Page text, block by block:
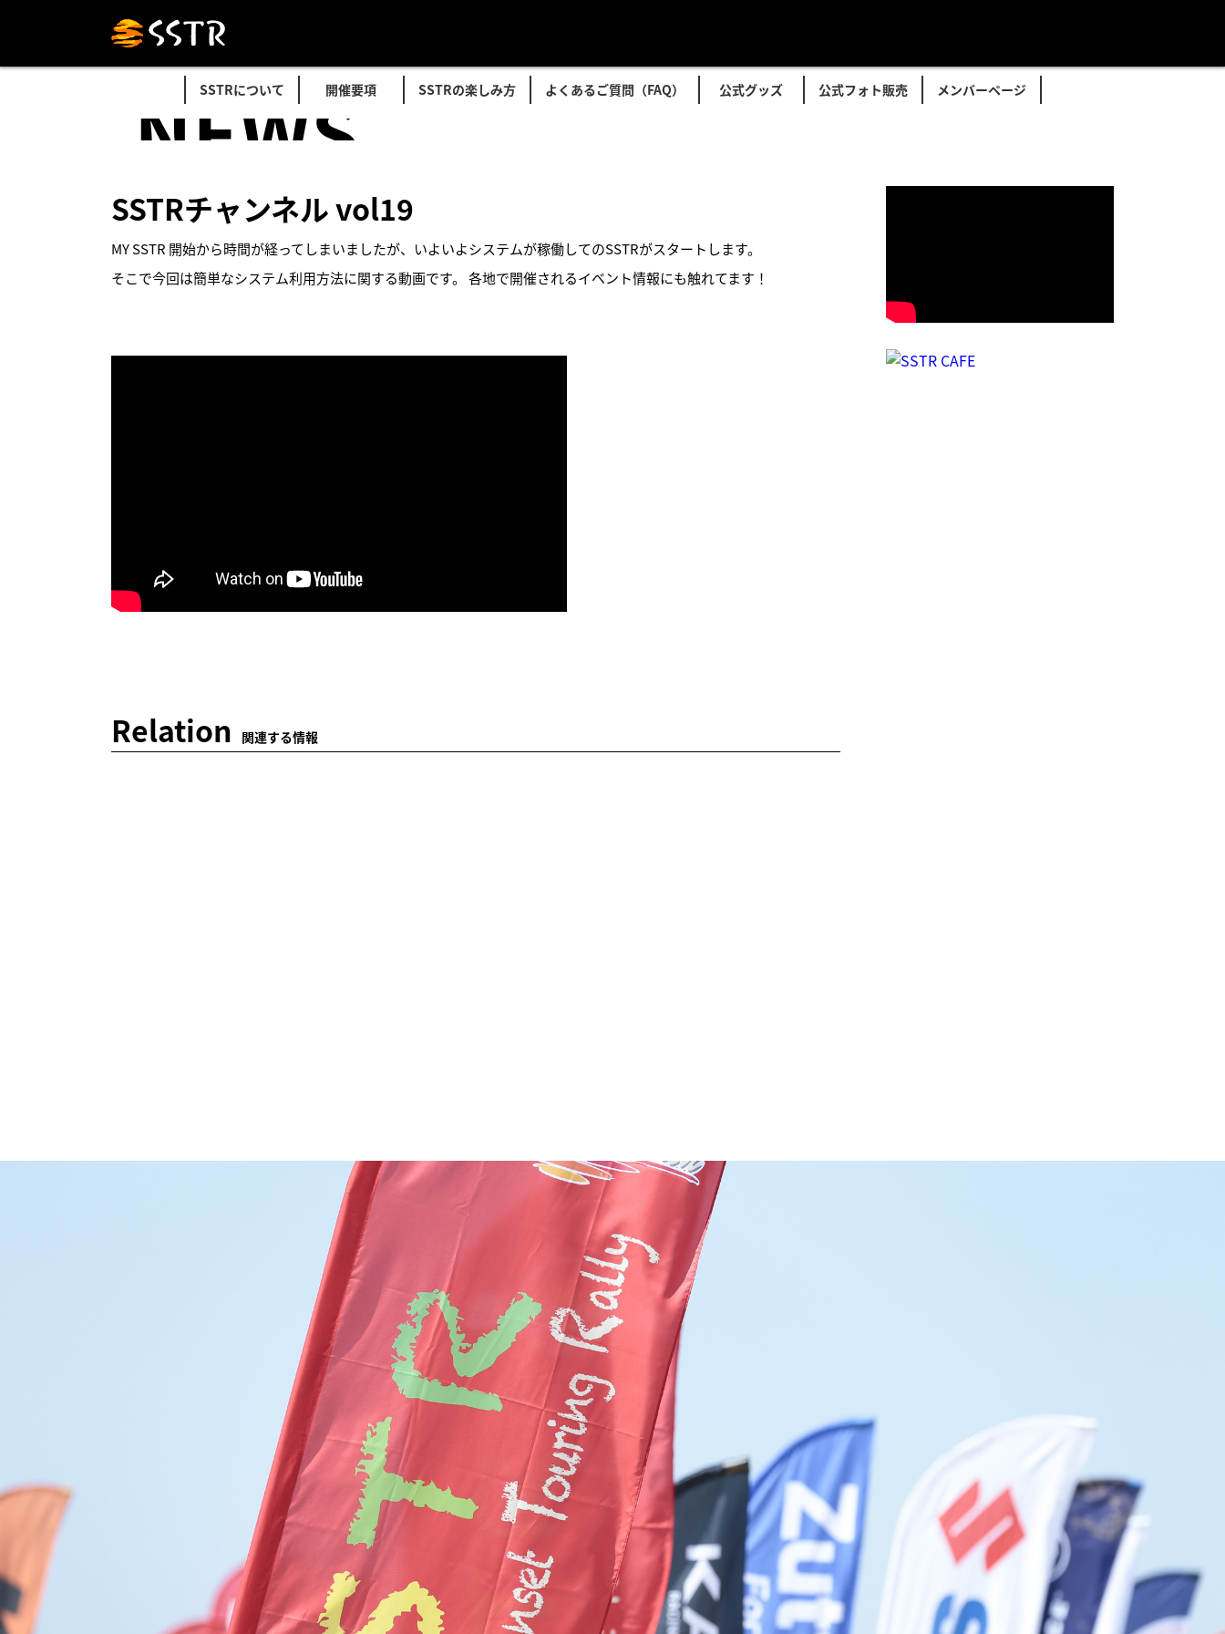
SSTRについて 開催要項 SSTRの楽しみ方 よくあるご質問（FAQ） 公式グッズ 公式フォト販売 メンバーページ
NEWS
SSTRチャンネル vol19
MY SSTR 開始から時間が経ってしまいましたが、いよいよシステムが稼働してのSSTRがスタートします。
そこで今回は簡単なシステム利用方法に関する動画です。 各地で開催されるイベント情報にも触れてます！
Relation 関連する情報